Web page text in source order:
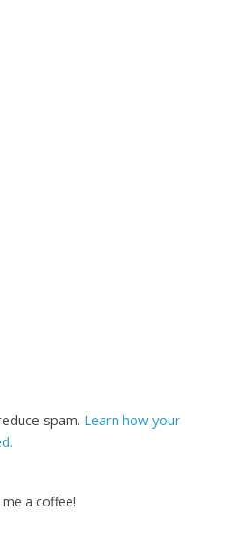
spam. Learn how your
me a coffee!